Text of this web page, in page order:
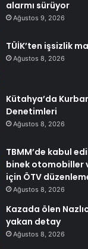
alarmı sürüyor
Ağustos 9, 2026
TÜİK’ten işsizlik
Ağustos 8, 2026
Kütahya’da
Denetimleri
Ağustos 8, 2026
TBMM’de kabul
binek otomobiller
için ÖTV
Ağustos 8, 2026
Kazada ölen
yakan detay
Ağustos 8, 2026